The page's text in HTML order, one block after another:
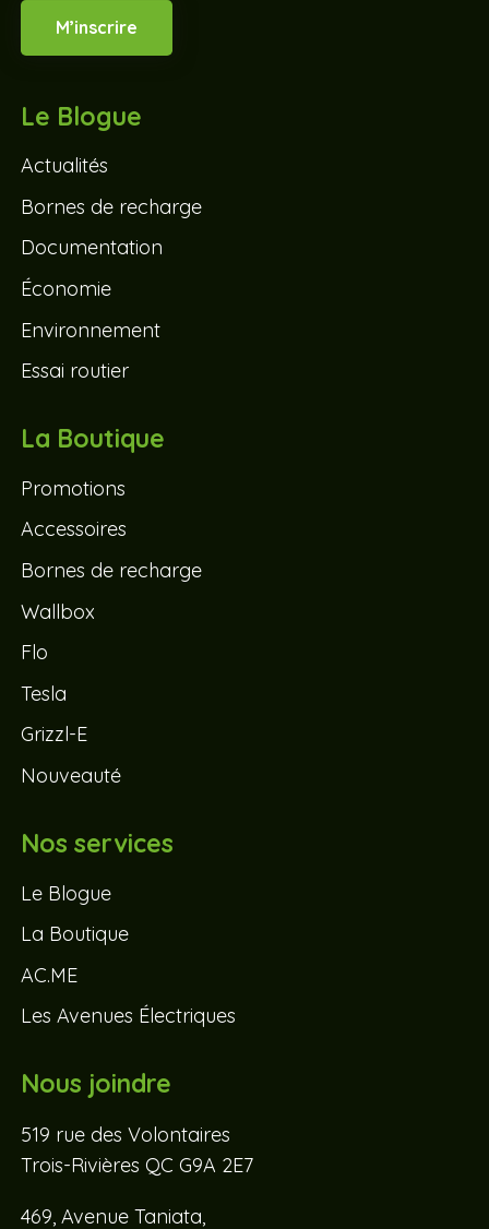
M’inscrire
Le Blogue
Actualités
Bornes de recharge
Documentation
Économie
Environnement
Essai routier
La Boutique
Promotions
Accessoires
Bornes de recharge
Wallbox
Flo
Tesla
Grizzl-E
Nouveauté
Nos services
Le Blogue
La Boutique
AC.ME
Les Avenues Électriques
Nous joindre
519 rue des Volontaires
Trois-Rivières QC G9A 2E7
469, Avenue Taniata,